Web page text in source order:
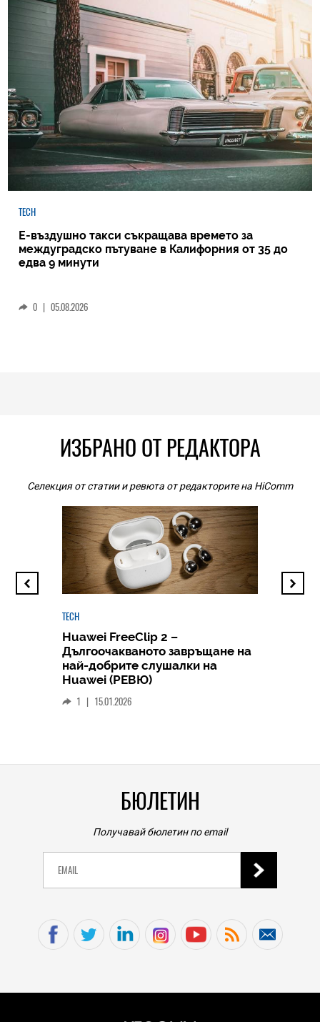
TECH
Е-въздушно такси съкращава времето за
междуградско пътуване в Калифорния от 35 до
едва 9 минути
0 | 05.08.2026
ИЗБРАНО ОТ РЕДАКТОРА
Селекция от статии и ревюта от редакторите на HiComm
TECH
Huawei FreeClip 2 –
Дългоочакваното завръщане на
най-добрите слушалки на
Huawei (РЕВЮ)
1 | 15.01.2026
БЮЛЕТИН
Получавай бюлетин по email